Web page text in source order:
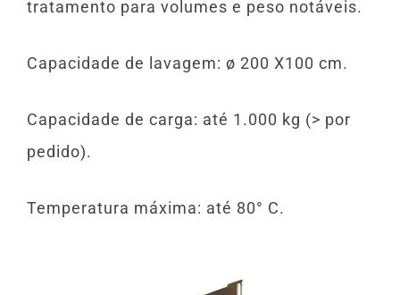
tratamento para volumes e peso notáveis.
Capacidade de lavagem: ø 200 X100 cm.
Capacidade de carga: até 1.000 kg (> por
pedido).
Temperatura máxima: até 80° C.